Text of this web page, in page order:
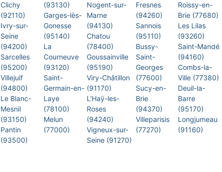
Clichy
(92110)
Ivry-sur-
Seine
(94200)
Sarcelles
(95200)
Villejuif
(94800)
Le Blanc-
Mesnil
(93150)
Pantin
(93500)
(93130)
Garges-lès-
Gonesse
(95140)
La
Courneuve
(93120)
Saint-
Germain-en-
Laye
(78100)
Melun
(77000)
Nogent-sur-
Marne
(94130)
Chatou
(78400)
Goussainville
(95190)
Viry-Châtillon
(91170)
L'Haÿ-les-
Roses
(94240)
Vigneux-sur-
Seine (91270)
Fresnes
(94260)
Sannois
(95110)
Bussy-
Saint-
Georges
(77600)
Sucy-en-
Brie
(94370)
Villeparisis
(77270)
Roissy-en-
Brie (77680)
Les Lilas
(93260)
Saint-Mandé
(94160)
Combs-la-
Ville (77380)
Deuil-la-
Barre
(95170)
Longjumeau
(91160)